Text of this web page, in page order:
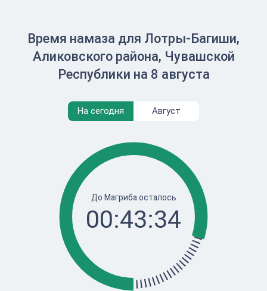
Время намаза для Лотры-Багиши,
Аликовского района, Чувашской
Республики на 8 августа
На сегодня Август
До Магриба осталось
00:43:34